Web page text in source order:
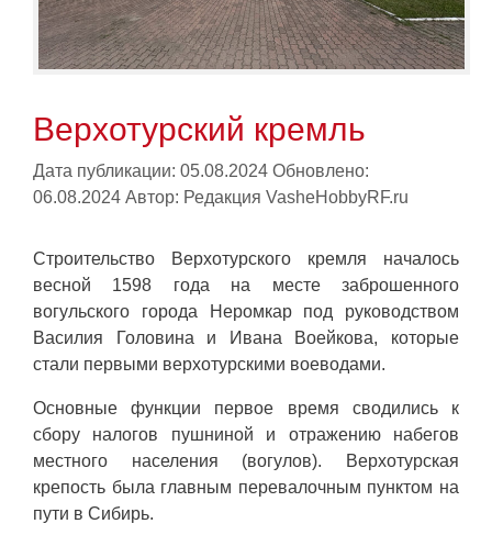
Верхотурский кремль
Дата публикации: 05.08.2024 Обновлено:
06.08.2024 Автор: Редакция VasheHobbyRF.ru
Строительство Верхотурского кремля началось
весной 1598 года на месте заброшенного
вогульского города Неромкар под руководством
Василия Головина и Ивана Воейкова, которые
стали первыми верхотурскими воеводами.
Основные функции первое время сводились к
сбору налогов пушниной и отражению набегов
местного населения (вогулов). Верхотурская
крепость была главным перевалочным пунктом на
пути в Сибирь.